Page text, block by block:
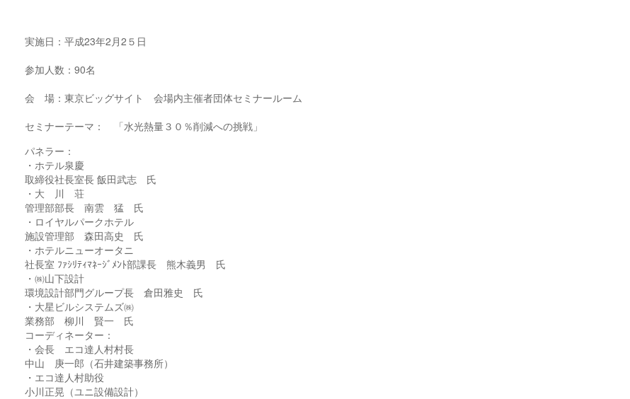
実施日：平成23年2月2５日
参加人数：90名
会 場：東京ビッグサイト 会場内主催者団体セミナールーム
セミナーテーマ： 「水光熱量３０％削減への挑戦」
パネラー：
・ホテル泉慶
取締役社長室長 飯田武志 氏
・大 川 荘
管理部部長 南雲 猛 氏
・ロイヤルパークホテル
施設管理部 森田高史 氏
・ホテルニューオータニ
社長室 ﾌｧｼﾘﾃｨﾏﾈｰｼﾞﾒﾝﾄ部課長 熊木義男 氏
・㈱山下設計
環境設計部門グループ長 倉田雅史 氏
・大星ビルシステムズ㈱
業務部 柳川 賢一 氏
コーディネーター：
・会長 エコ達人村村長
中山 庚一郎（石井建築事務所）
・エコ達人村助役
小川正晃（ユニ設備設計）